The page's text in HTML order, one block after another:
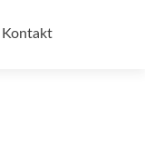
Kontakt